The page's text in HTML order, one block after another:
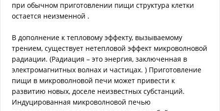
при обычном приготовлении пищи структура клетки
остается неизменной .
В дополнение к тепловому эффекту, вызываемому
трением, существует нетепловой эффект микроволновой
радиации. (Радиация – это энергия, заключенная в
электромагнитных волнах и частицах. ) Приготовление
пищи в микроволновой печи может привести к
развитию новых, доселе неизвестных субстанций.
Индуцированная микроволновой печью